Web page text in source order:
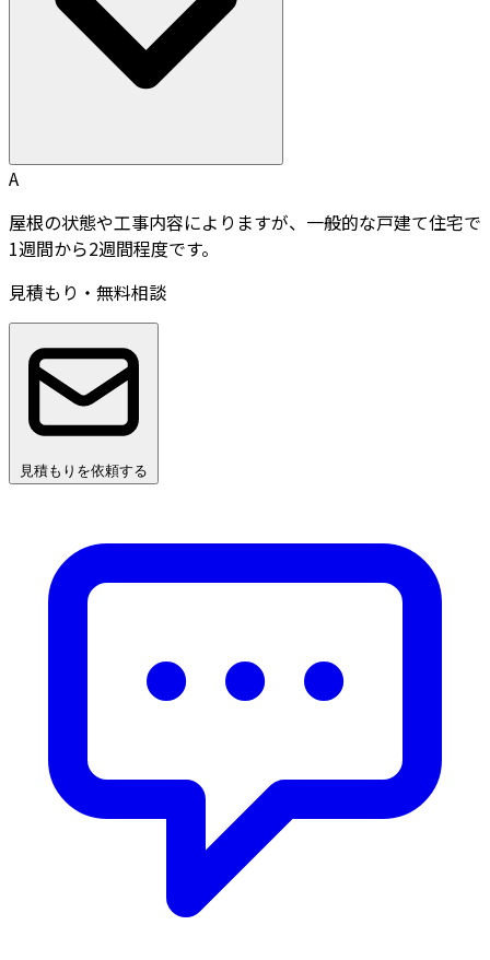
A
屋根の状態や工事内容によりますが、一般的な戸建て住宅で
1週間から2週間程度です。
見積もり・無料相談
見積もりを依頼する